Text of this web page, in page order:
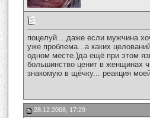
поцелуй....даже если мужчина
уже проблема...а каких
одном месте.)да ещё при этом
большинство ценит в женщинах
знакомую в щёчку... реакция
28.12.2008, 17:29